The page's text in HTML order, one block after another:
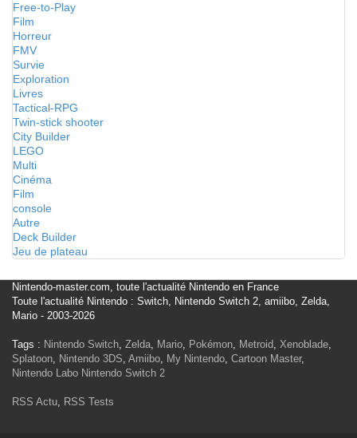
Free-to-Play
Film
Horreur
FMV
Survie
Exploration
Livres
Tactical-RPG
Twin-stick shooter
City Builder
LEGO
Multi
Cinéma
Film
console
Autre
Deck Builder
Jeu de plateau
Nintendo-master.com, toute l'actualité Nintendo en France
Toute l'actualité Nintendo : Switch, Nintendo Switch 2, amiibo, Zelda,
Mario - 2003-2026
Tags : Nintendo Switch, Zelda, Mario, Pokémon, Metroid, Xenoblade,
Splatoon, Nintendo 3DS, Amiibo, My Nintendo, Cartoon Master,
Nintendo Labo Nintendo Switch 2
RSS Actu, RSS Tests